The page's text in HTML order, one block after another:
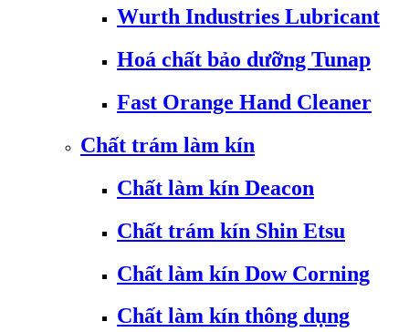
Wurth Industries Lubricant
Hoá chất bảo dưỡng Tunap
Fast Orange Hand Cleaner
Chất trám làm kín
Chất làm kín Deacon
Chất trám kín Shin Etsu
Chất làm kín Dow Corning
Chất làm kín thông dụng